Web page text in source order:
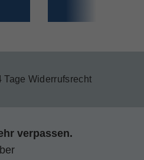
Tage Widerrufsrecht
verpassen.